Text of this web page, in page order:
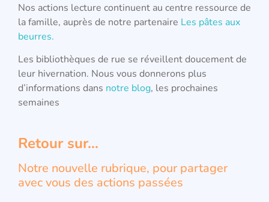
Nos actions lecture continuent au centre ressource de
la famille, auprès de notre partenaire Les pâtes aux
beurres.
Les bibliothèques de rue se réveillent doucement de
leur hivernation. Nous vous donnerons plus
d’informations dans notre blog, les prochaines
semaines
Retour sur…
Notre nouvelle rubrique, pour partager
avec vous des actions passées